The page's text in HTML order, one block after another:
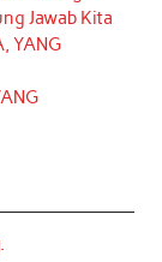
Jawab Kita
YANG